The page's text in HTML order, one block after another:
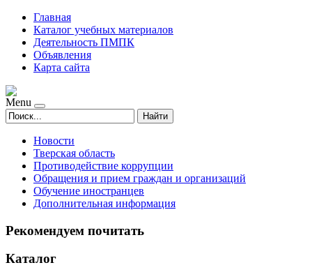
Главная
Каталог учебных материалов
Деятельность ПМПК
Объявления
Карта сайта
Menu
Найти
Новости
Тверская область
Противодействие коррупции
Обращения и прием граждан и организаций
Обучение иностранцев
Дополнительная информация
Рекомендуем почитать
Каталог